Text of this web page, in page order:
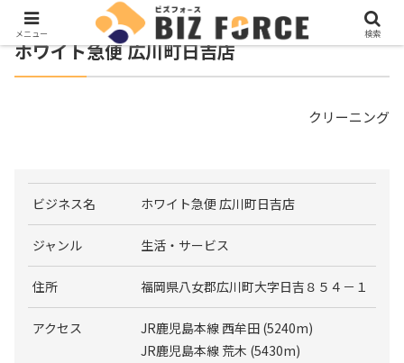
ホワイト急便 広川町日吉店
クリーニング
ビジネス名 ホワイト急便 広川町日吉店
ジャンル 生活・サービス
住所 福岡県八女郡広川町大字日吉８５４－１
アクセス
JR鹿児島本線 西牟田 (5240m)
JR鹿児島本線 荒木 (5430m)
メニュー 検索